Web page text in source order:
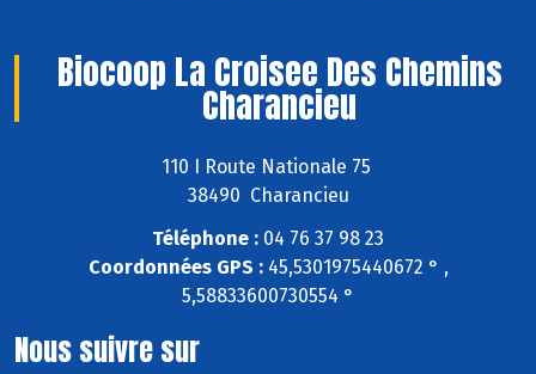
Biocoop La Croisee Des Chemins
Charancieu
110 I Route Nationale 75
38490 Charancieu
Téléphone : 04 76 37 98 23
Coordonnées GPS :45,5301975440672 ° ,
5,58833600730554 °
Nous suivre sur